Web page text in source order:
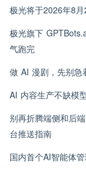
极光将于2026年8
极光旗下
气跑完
做 AI 漫剧，先别急
AI 内容生产不缺模
别再折腾端侧和后
台推送指南
国内首个AI智能体